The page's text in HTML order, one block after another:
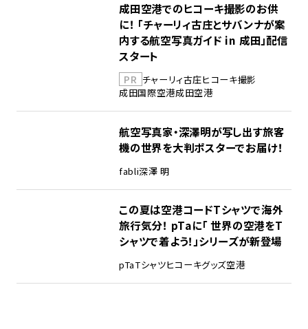
成田空港でのヒコーキ撮影のお供
に！ 「チャーリィ古庄とサバンナが案
内する航空写真ガイド in 成田」配信
スタート
PR チャーリィ古庄ヒコーキ撮影
成田国際空港成田空港
航空写真家・深澤明が写し出す旅客
機の世界を大判ポスターでお届け！
fabli深澤 明
この夏は空港コードTシャツで海外
旅行気分！ pTaに「 世界の空港をT
シャツで着よう！」シリーズが新登場
pTaTシャツヒコーキグッズ空港